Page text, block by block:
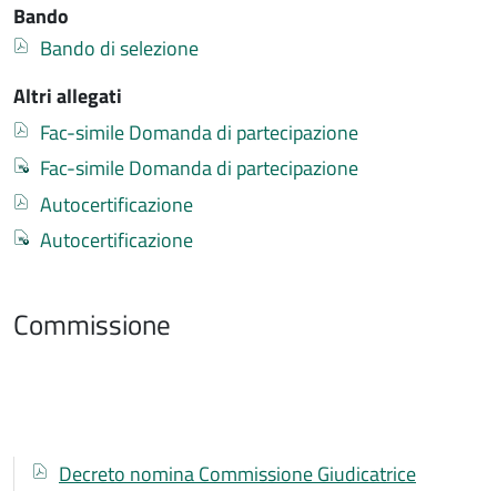
Bando
Documento
Bando di selezione
Altri allegati
Documento
Fac-simile Domanda di partecipazione
Documento
Fac-simile Domanda di partecipazione
Documento
Autocertificazione
Documento
Autocertificazione
Commissione
Commissione
Documenti
Documento
Decreto nomina Commissione Giudicatrice